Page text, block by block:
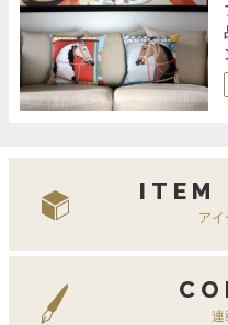
ITEM
ア
連